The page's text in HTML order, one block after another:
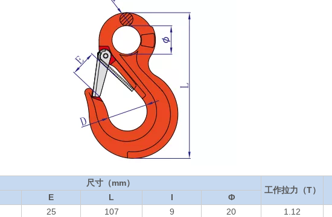
尺寸（mm）
工作拉力（T）
E L I
Φ
25 107 9 20 1.12